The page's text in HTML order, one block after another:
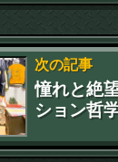
次の記事
憧れと絶
ション哲
ン」